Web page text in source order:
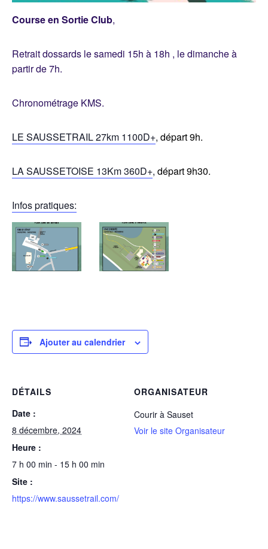
Course en Sortie Club,
Retrait dossards le samedi 15h à 18h , le dimanche à
partir de 7h.
Chronométrage KMS.
LE SAUSSETRAIL 27km 1100D+, départ 9h.
LA SAUSSETOISE 13Km 360D+, départ 9h30.
Infos pratiques:
Ajouter au calendrier
DÉTAILS
Date :
8 décembre, 2024
Heure :
7 h 00 min - 15 h 00 min
Site :
https://www.saussetrail.com/
ORGANISATEUR
Courir à Sauset
Voir le site Organisateur